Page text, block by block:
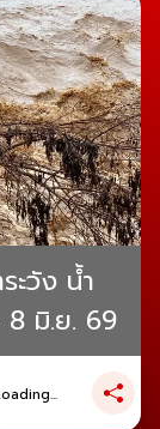
ะวัง น้ำ
มิ.ย. 69